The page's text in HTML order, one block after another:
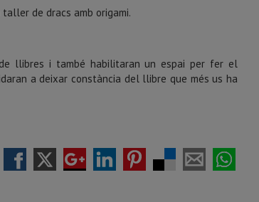
de dracs amb origami.
llibres i també habilitaran un espai per fer el
a deixar constància del llibre que més us ha